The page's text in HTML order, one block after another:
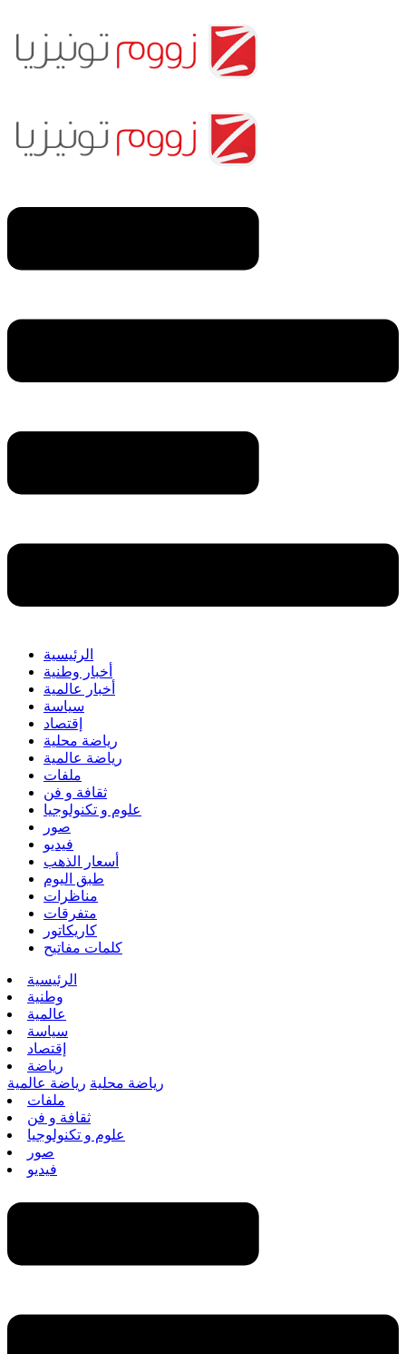
الرئيسية
أخبار وطنية
أخبار عالمية
سياسة
إقتصاد
رياضة محلية
رياضة عالمية
ملفات
ثقافة و فن
علوم و تكنولوجيا
صور
فيديو
أسعار الذهب
طبق اليوم
مناظرات
متفرقات
كاريكاتور
كلمات مفاتيح
الرئيسية
وطنية
عالمية
سياسة
إقتصاد
رياضة
رياضة محلية رياضة عالمية
ملفات
ثقافة و فن
علوم و تكنولوجيا
صور
فيديو